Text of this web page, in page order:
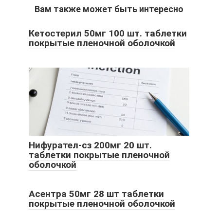
Вам также может быть интересно
Кетостерил 50мг 100 шт. таблетки
покрытые пленочной оболочкой
Нифурател-сз 200мг 20 шт.
таблетки покрытые пленочной
оболочкой
Асентра 50мг 28 шт таблетки
покрытые пленочной оболочкой